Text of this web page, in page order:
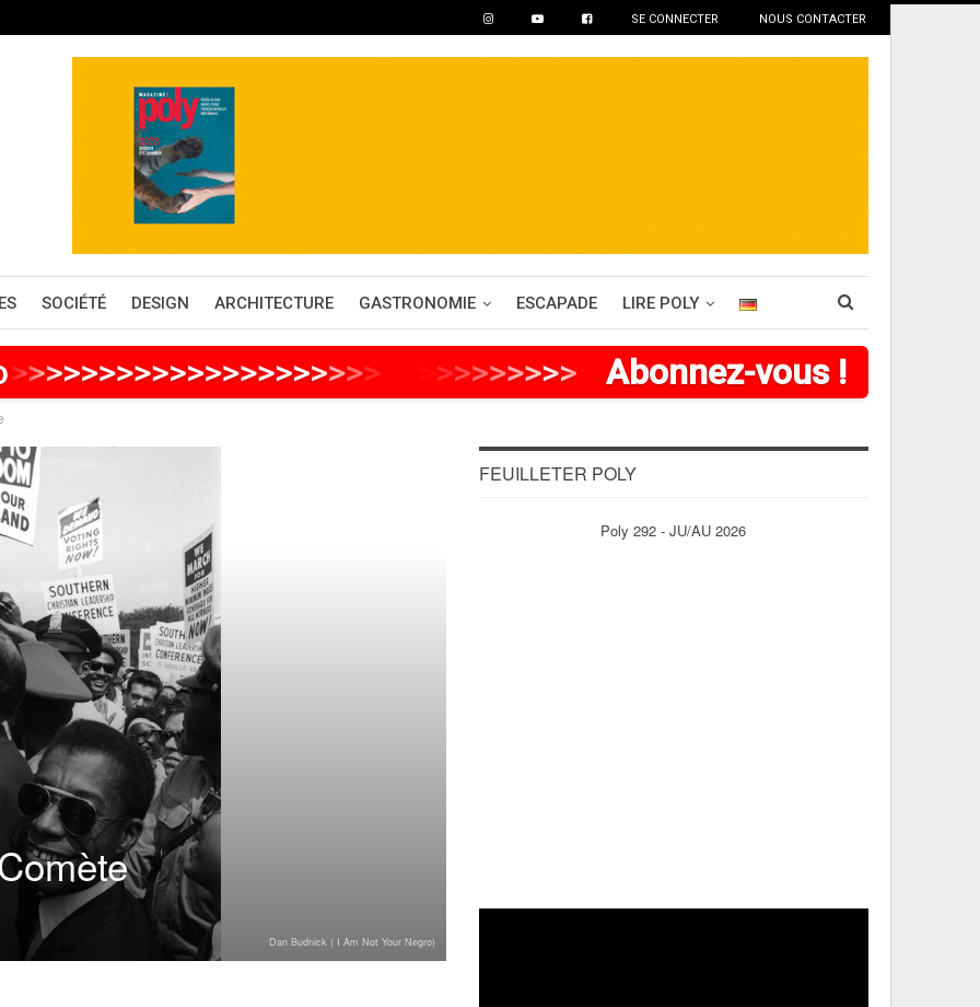
SE CONNECTER NOUS CONTACTER
SOCIÉTÉ DESIGN ARCHITECTURE GASTRONOMIE ESCAPADE LIRE POLY
>>>>>>>>>>>>>>>>>>>>> >>>>> >> Abonnez-vous !
Dan Budnick ( I Am Not Your Negro)
FEUILLETER POLY
Poly 292 - JU/AU 2026